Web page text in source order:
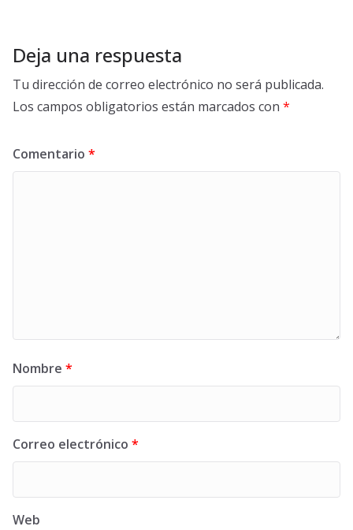
Deja una respuesta
Tu dirección de correo electrónico no será publicada.
Los campos obligatorios están marcados con *
Comentario *
Nombre *
Correo electrónico *
Web